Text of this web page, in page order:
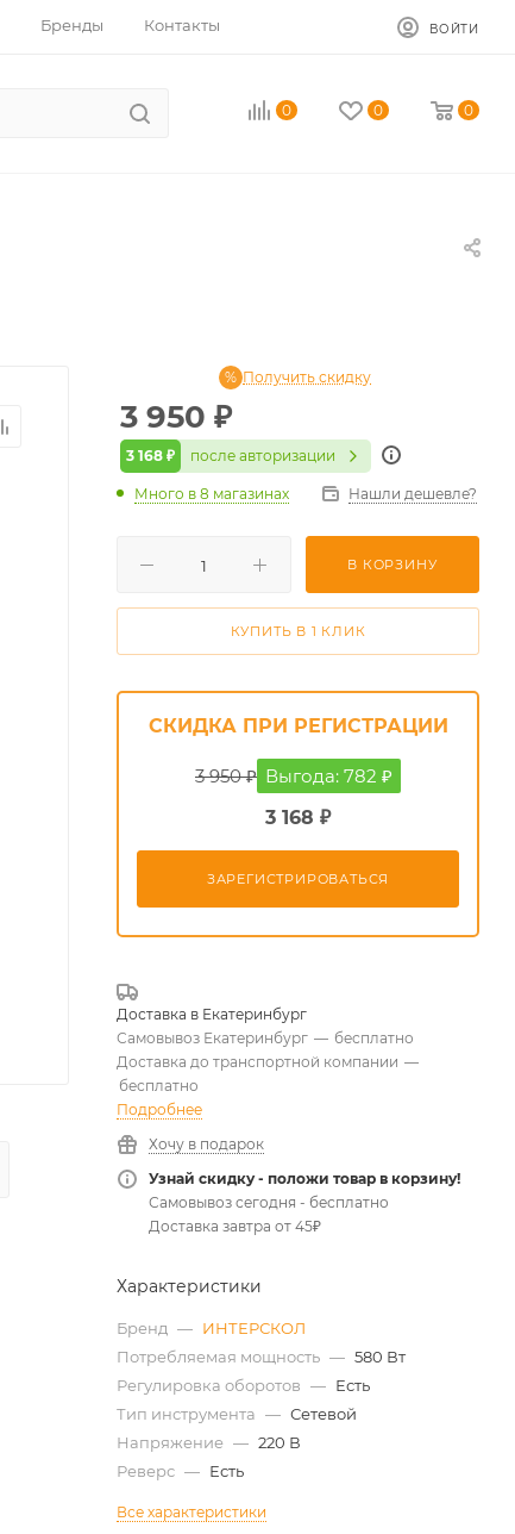
Бренды Контакты ВОЙТИ
0 0 0
3 950 ₽
3 168 ₽ после авторизации
Получить скидку
Много в 8 магазинах Нашли дешевле?
В КОРЗИНУ
КУПИТЬ В 1 КЛИК
СКИДКА ПРИ РЕГИСТРАЦИИ
3 950 ₽ Выгода: 782 ₽
3 168 ₽
ЗАРЕГИСТРИРОВАТЬСЯ
Доставка в Екатеринбург
Самовывоз Екатеринбург — бесплатно
Доставка до транспортной компании —
бесплатно
Подробнее
Хочу в подарок
Узнай скидку - положи товар в корзину!
Самовывоз сегодня - бесплатно
Доставка завтра от 45₽
Характеристики
Бренд — ИНТЕРСКОЛ
Потребляемая мощность — 580 Вт
Регулировка оборотов — Есть
Тип инструмента — Сетевой
Напряжение — 220 В
Реверс — Есть
Все характеристики